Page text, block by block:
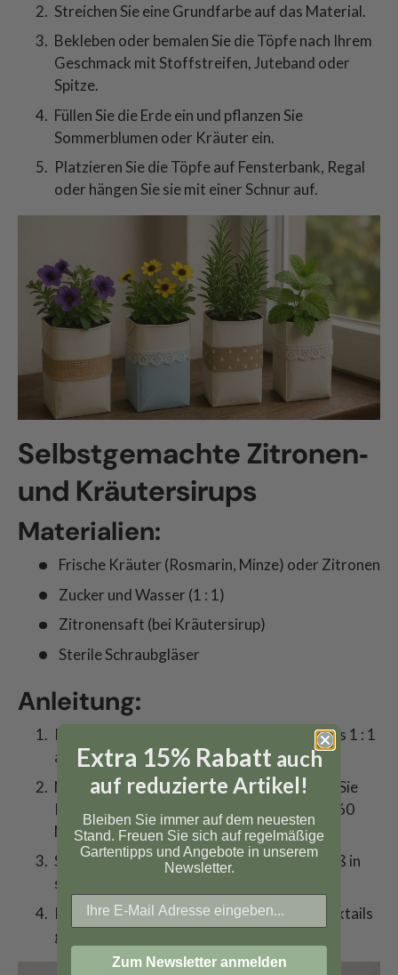
Streichen Sie eine Grundfarbe auf das Material.
Bekleben oder bemalen Sie die Töpfe nach Ihrem
Geschmack mit Stoffstreifen, Juteband oder
Spitze.
Füllen Sie die Erde ein und pflanzen Sie
Sommerblumen oder Kräuter ein.
Platzieren Sie die Töpfe auf Fensterbank, Regal
oder hängen Sie sie mit einer Schnur auf.
Selbstgemachte Zitronen‑
und Kräutersirups
Materialien:
Frische Kräuter (Rosmarin, Minze) oder Zitronen
Zucker und Wasser (1 : 1)
Zitronensaft (bei Kräutersirup)
Sterile Schraubgläser
Anleitung:
Kochen Sie Wasser und Zucker im Verhältnis 1 : 1
auf, bis der Zucker gelöst ist.
Nehmen Sie den Topf vom Herd und lassen Sie
Kräuterzweige oder Zitronenscheiben 30–60
Minuten ziehen.
Seihen Sie den Sirup ab und füllen Sie ihn heiß in
sterile Gläser.
Kühl lagern und in Mineralwasser oder Cocktails
genießen.
Extra 15% Rabatt auch
auf reduzierte Artikel!
Bleiben Sie immer auf dem neuesten
Stand. Freuen Sie sich auf regelmäßige
Gartentipps und Angebote in unserem
Newsletter.
Zum Newsletter anmelden